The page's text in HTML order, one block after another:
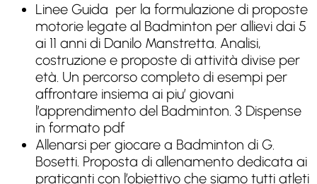
Linee Guida per la formulazione di proposte
motorie legate al Badminton per allievi dai 5
ai 11 anni di Danilo Manstretta. Analisi,
costruzione e proposte di attività divise per
età. Un percorso completo di esempi per
affrontare insiema ai piu’ giovani
l’apprendimento del Badminton. 3 Dispense
in formato pdf
Allenarsi per giocare a Badminton di G.
Bosetti. Proposta di allenamento dedicata ai
praticanti con l’obiettivo che siamo tutti atleti